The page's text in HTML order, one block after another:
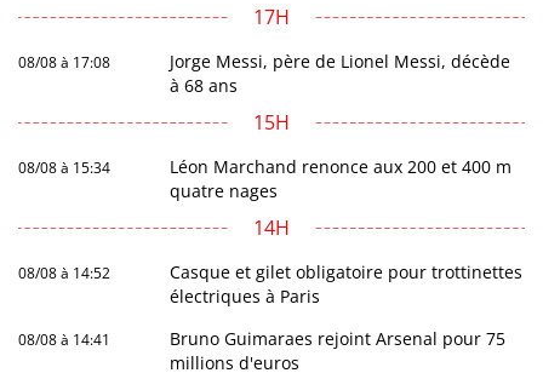
17H
08/08 à 17:08
Jorge Messi, père de Lionel Messi, décède
à 68 ans
15H
08/08 à 15:34
Léon Marchand renonce aux 200 et 400 m
quatre nages
14H
08/08 à 14:52
Casque et gilet obligatoire pour trottinettes
électriques à Paris
08/08 à 14:41
Bruno Guimaraes rejoint Arsenal pour 75
millions d'euros